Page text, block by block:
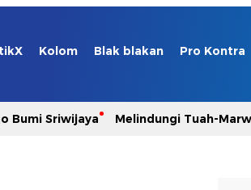
Kolom Blak blakan Pro Kontra
Bumi Sriwijaya Melindungi Tuah-